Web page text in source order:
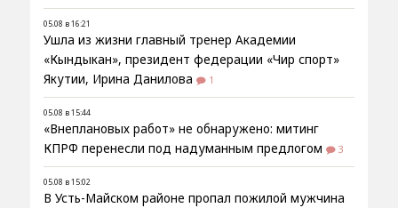
05.08 в 16:21
Ушла из жизни главный тренер Академии
«Кындыкан», президент федерации «Чир спорт»
Якутии, Ирина Данилова
1
05.08 в 15:44
«Внеплановых работ» не обнаружено: митинг
КПРФ перенесли под надуманным предлогом
3
05.08 в 15:02
В Усть-Майском районе пропал пожилой мужчина